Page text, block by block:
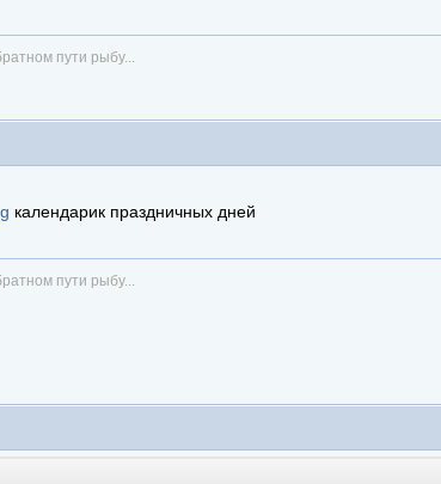
пути рыбу...
календарик праздничных дней
пути рыбу...